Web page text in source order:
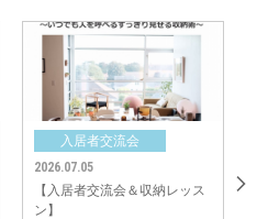
ッズスペースでは初めて会った子ども
遊んでいました♪
街の成長を楽しみにしつつ、今後も
のサポートをしてまいります。
納レッス
【入居者交流会＆収納